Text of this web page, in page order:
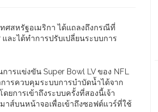
ทศสหรัฐอเมริกา ได้แถลงถึงกรณีที่
ละได้ทำการปรับเปลี่ยนระบบการ
รแข่งขัน Super Bowl LV ของ NFL
ารควบคุมระบบการบำบัดน้ำได้จาก
ยการเข้าถึงระบบครั้งที่สองนี้เจ้า
าส์บนหน้าจอเพื่อเข้าถึงซอฟต์แวร์ที่ใช้